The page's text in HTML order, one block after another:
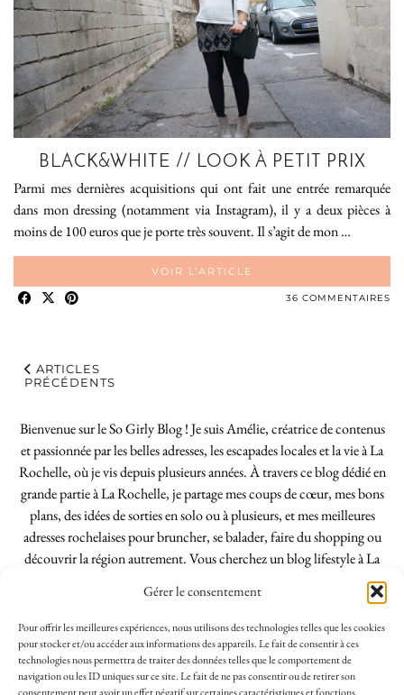
Gérer le consentement
Pour offrir les meilleures expériences, nous utilisons des technologies telles que les cookies
pour stocker et/ou accéder aux informations des appareils. Le fait de consentir à ces
technologies nous permettra de traiter des données telles que le comportement de
navigation ou les ID uniques sur ce site. Le fait de ne pas consentir ou de retirer son
BLACK&WHITE // LOOK À PETIT PRIX
Parmi mes dernières acquisitions qui ont fait une entrée remarquée
dans mon dressing (notamment via Instagram), il y a deux pièces à
moins de 100 euros que je porte très souvent. Il s’agit de mon …
VOIR L’ARTICLE
36 COMMENTAIRES
ARTICLES
PRÉCÉDENTS
Bienvenue sur le So Girly Blog ! Je suis Amélie, créatrice de contenus
et passionnée par les belles adresses, les escapades locales et la vie à La
Rochelle, où je vis depuis plusieurs années. À travers ce blog dédié en
grande partie à La Rochelle, je partage mes coups de cœur, mes bons
plans, des idées de sorties en solo ou à plusieurs, et mes meilleures
adresses rochelaises pour bruncher, se balader, faire du shopping ou
découvrir la région autrement. Vous cherchez un blog lifestyle à La
Rochelle, tenu par une locale ? Vous êtes au bon endroit. Que vous
soyez Rochelais·e ou de passage dans notre belle ville, j’espère que mes
articles vous aideront à profiter de La Rochelle comme un·e vrai·e
initié·e. !